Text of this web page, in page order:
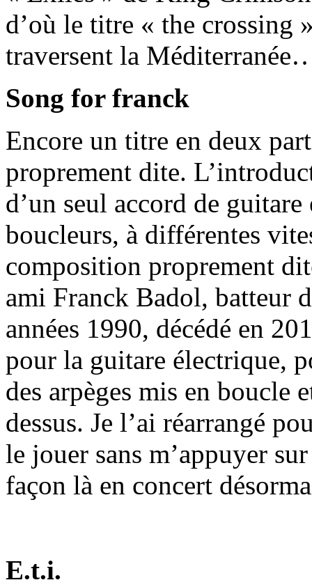
d’où le titre « the crossing
traversent la
Song for franck
Encore un titre en deux
proprement dite.
d’un seul accord de
boucleurs, à différentes
composition proprement
ami Franck Badol, batteur
années 1990, décédé en
pour la guitare électrique,
des arpèges mis en boucle
dessus. Je l’ai réarrangé
le jouer sans m’appuyer
façon là en concert
E.t.i.